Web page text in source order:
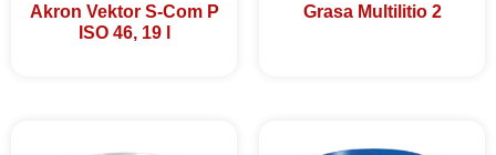
Akron Vektor S-Com P
ISO 46, 19 l
Grasa Multilitio 2